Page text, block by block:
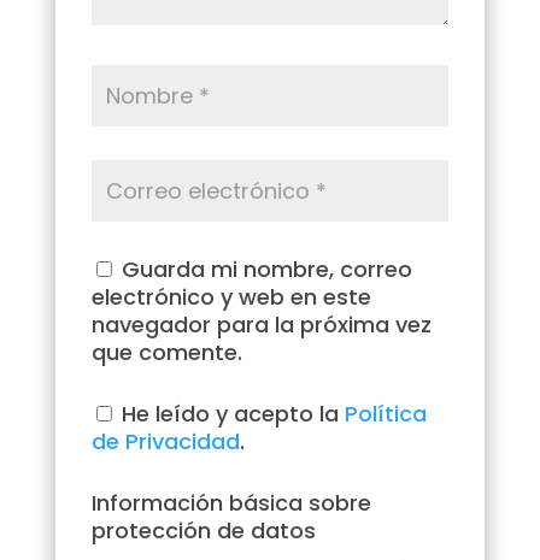
Guarda mi nombre, correo
electrónico y web en este
navegador para la próxima vez
que comente.
He leído y acepto la Política
de Privacidad.
Información básica sobre
protección de datos